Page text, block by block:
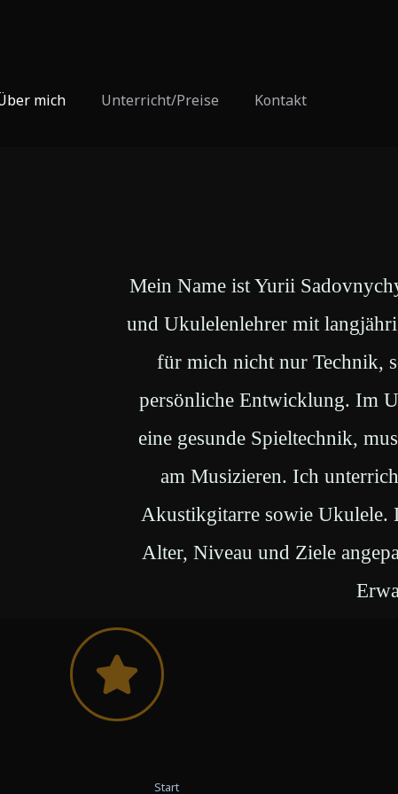
mich Unterricht/Preise Kontakt
Mein Name ist Yurii
und Ukulelenlehrer mit
für mich nicht nur Technik,
persönliche Entwicklung. Im
eine gesunde Spieltechnik,
am Musizieren. Ich
Akustikgitarre sowie
Alter, Niveau und Ziele
Start